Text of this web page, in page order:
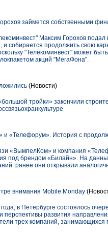
займется собственными
Максим Горохов
и собирается продолжить свою
"Телекоминвест" может
акций "МегаФона".
(Новости)
тройки» закончили
и «Телефорум». История с
«ВымпелКом» и компания
под брендом «Билайн». На
ранее они открывали
внимания Mobile Monday
в Петербурге состоялось
развития
трех компаний, занимающихся